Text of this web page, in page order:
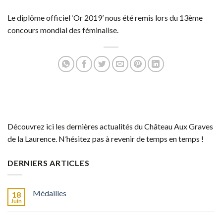
Le diplôme officiel ‘Or 2019’ nous été remis lors du 13ème
concours mondial des féminalise.
Découvrez ici les dernières actualités du Château Aux Graves
de la Laurence. N’hésitez pas à revenir de temps en temps !
DERNIERS ARTICLES
18
Juin
Médailles